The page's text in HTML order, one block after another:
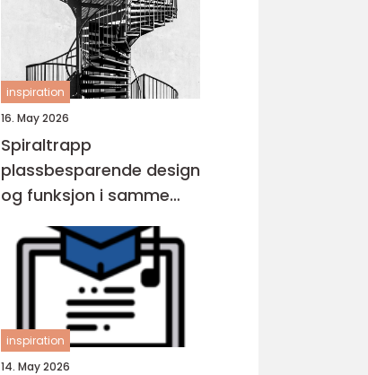
inspiration
16. May 2026
Spiraltrapp
plassbesparende design
og funksjon i samme
løsning
inspiration
14. May 2026